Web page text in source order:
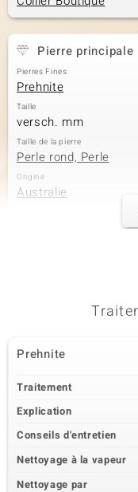
Pierre principale
Pierres Fines
Prehnite
Taille
versch. mm
Taille de la pierre
Perle rond, Perle
Origine
Australie
Inde
Dénomination exacte
Hématite dorée
Poids total en carat
9,049 ct
Origine
Prehnite
Traitement
Explication
Conseils d'entretien
Nettoyage à la vapeur
Nettoyage par